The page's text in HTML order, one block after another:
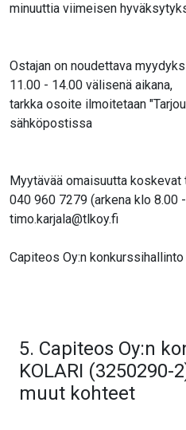
minuuttia viimeisen
Ostajan on noudettava
11.00 - 14.00 välisenä aikana,
tarkka osoite ilmoitetaan
sähköpostissa
Myytävää omaisuutta koskevat
040 960 7279 (arkena klo 8.00
timo.karjala@tlkoy.fi
Capiteos Oy:n konkurssihallinto
5. Capiteos Oy:n
KOLARI (3250290-
muut kohteet